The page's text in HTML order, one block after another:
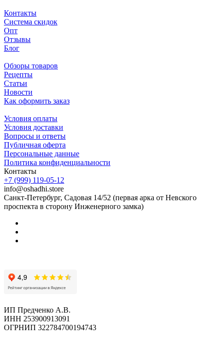
Контакты
Система скидок
Опт
Отзывы
Блог
Обзоры товаров
Рецепты
Статьи
Новости
Как оформить заказ
Условия оплаты
Условия доставки
Вопросы и ответы
Публичная оферта
Персональные данные
Политика конфиденциальности
Контакты
+7 (999) 119-05-12
info@oshadhi.store
Санкт-Петербург, Садовая 14/52 (первая арка от Невского
проспекта в сторону Инженерного замка)
ИП Предченко А.В.
ИНН 253900913091
ОГРНИП 322784700194743